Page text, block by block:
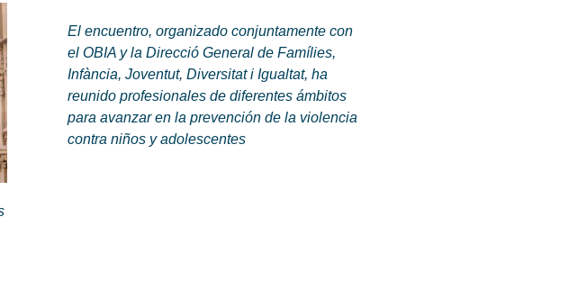
El encuentro, organizado conjuntamente con
el OBIA y la Direcció General de Famílies,
Infància, Joventut, Diversitat i Igualtat, ha
reunido profesionales de diferentes ámbitos
para avanzar en la prevención de la violencia
contra niños y adolescentes